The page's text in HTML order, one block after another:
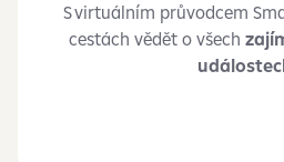
S virtuálním průvodcem
cestách vědět o všech